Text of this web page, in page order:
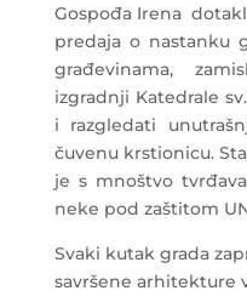
Gospođa Irena
predaja o nastanku
građevinama,
izgradnji Katedrale
i razgledati
čuvenu krstionicu.
je s mnoštvo
neke pod zaštitom
Svaki kutak grada
savršene arhitekture